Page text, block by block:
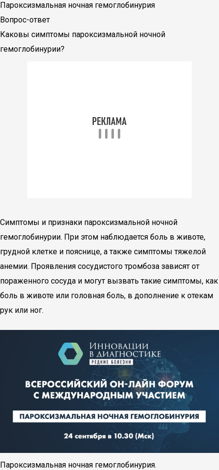
Пароксизмальная ночная гемоглобинурия
Вопрос-ответ
Каковы симптомы пароксизмальной ночной
гемоглобинурии?
Симптомы и признаки пароксизмальной ночной
гемоглобинурии. При этом наблюдается боль в животе,
грудной клетке и пояснице, а также симптомы тяжелой
анемии. Проявления сосудистого тромбоза зависят от
пораженного сосуда и могут вызвать такие симптомы, как
боль в животе или головная боль, в дополнение к отекам
рук или ног.
Пароксизмальная ночная гемоглобинурия.